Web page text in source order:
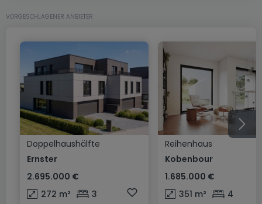
VORGESCHLAGENER ANBIETER
Doppelhaushälfte
Ernster
2.695.000 €
272 m² 3
Reihenhaus
Kobenbour
1.685.000 €
351 m² 4